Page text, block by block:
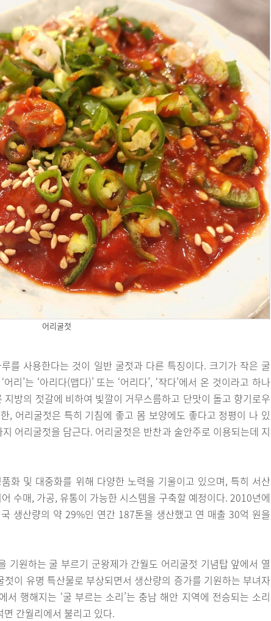
어리굴젓
를 사용한다는 것이 일반 굴젓과 다른 특징이다. 크기가 작은 굴
리’는 ‘아리다(맵다)’ 또는 ‘어리다’, ‘작다’에서 온 것이라고 하나
방의 젓갈에 비하여 빛깔이 거무스름하고 단맛이 돌고 향기로우
, 어리굴젓은 특히 기침에 좋고 몸 보양에도 좋다고 정평이 나 있
어리굴젓을 담근다. 어리굴젓은 반찬과 술안주로 이용되는데 지
화 및 대중화를 위해 다양한 노력을 기울이고 있으며, 특히 서산
수매, 가공, 유통이 가능한 시스템을 구축할 예정이다. 2010년에
생산량의 약 29%인 연간 187톤을 생산했고 연 매출 30억 원을
기원하는 굴 부르기 군왕제가 간월도 어리굴젓 기념탑 앞에서 열
이 유명 특산물로 부상되면서 생산량의 증가를 기원하는 부녀자
행해지는 ‘굴 부르는 소리’는 충남 해안 지역에 전승되는 소리
간월리에서 불리고 있다.